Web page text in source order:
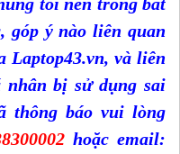
góp ý nào liên quan
Laptop43.vn, và liên
nhân bị sử dụng sai
thông báo vui lòng
hoặc email: